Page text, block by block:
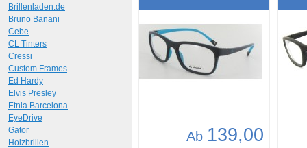
Ab 139,00
Brillenladen.de
Bruno Banani
Cebe
CL Tinters
Cressi
Custom Frames
Ed Hardy
Elvis Presley
Etnia Barcelona
EyeDrive
Gator
Holzbrillen